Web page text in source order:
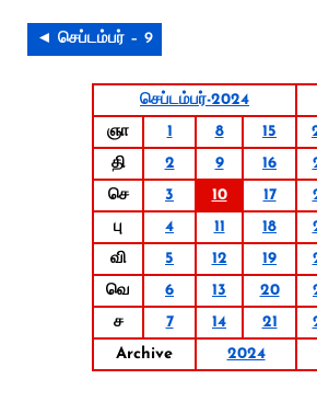
◄ செப்டம்பர் – 9
செப்டம்பர்-2024
ஞா
1 8 15
தி
2 9 16
செ
3 10 17
பு
4 11 18
வி
5 12 19
வெ
6 13 20
ச
7 14 21
Archive
2024